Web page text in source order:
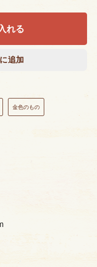
れる
追加
金色のもの